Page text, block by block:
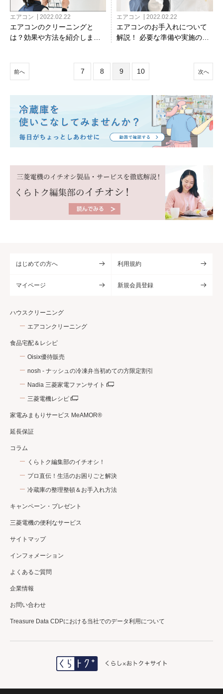
エアコン 2022.02.22
エアコンのクリーニングと
は？効果や方法を紹介しま
エアコン 2022.02.22
エアコンのお手入れについて
解説！ 必要な準備や実施の目
前へ 7 8 9 10 次へ
はじめての方へ 利用規約
マイページ 新規会員登録
ハウスクリーニング
エアコンクリーニング
食品宅配＆レシピ
Oisix優待販売
nosh - ナッシュの冷凍弁当初めての方限定割引
Nadia 三菱家電ファンサイト
三菱電機レシピ
家電みまもりサービス MeAMOR®
延長保証
コラム
くらトク編集部のイチオシ！
プロ直伝！生活のお困りごと解決
冷蔵庫の整理整頓＆お手入れ方法
キャンペーン・プレゼント
三菱電機の便利なサービス
サイトマップ
インフォメーション
よくあるご質問
企業情報
お問い合わせ
Treasure Data CDPにおける当社でのデータ利用について